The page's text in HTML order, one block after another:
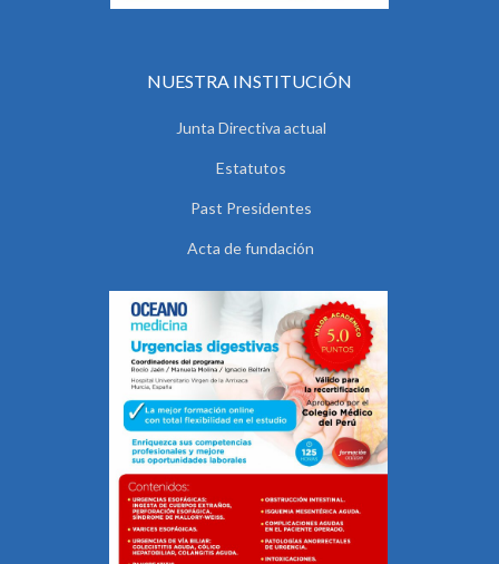
NUESTRA INSTITUCIÓN
Junta Directiva actual
Estatutos
Past Presidentes
Acta de fundación